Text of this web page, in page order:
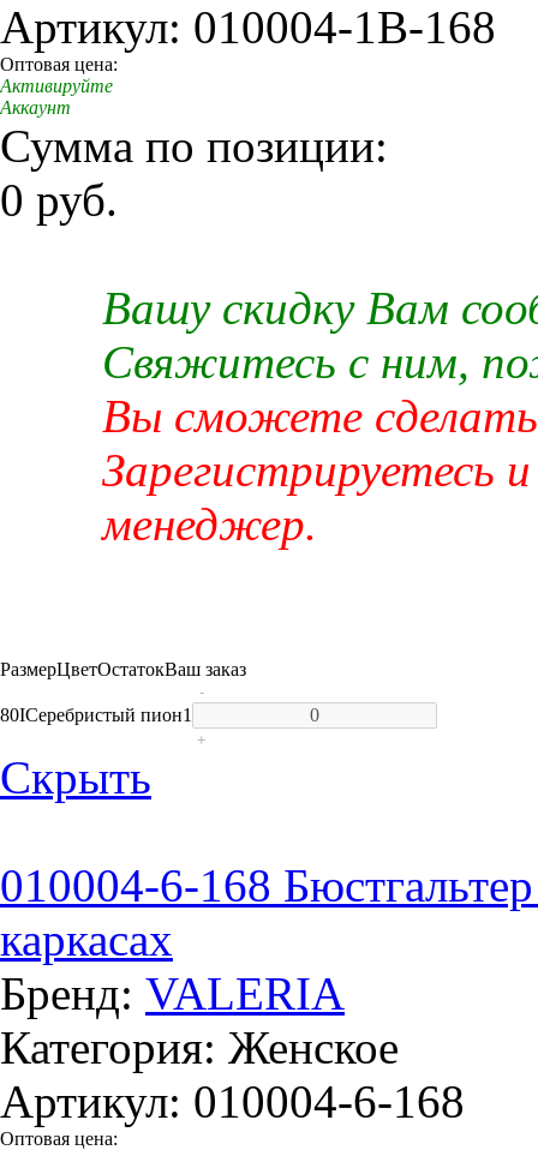
Артикул: 010004-1В-168
Оптовая цена:
Активируйте
Аккаунт
Сумма по позиции:
0 руб.
Вашу скидку Вам
Свяжитесь с ним,
Вы сможете сделать
Зарегистрируетесь
менеджер.
РазмерЦветОстатокВаш заказ
80IСеребристый пион1
-
+
Скрыть
010004-6-168
каркасах
Бренд: VALERIA
Категория: Женское
Артикул: 010004-6-168
Оптовая цена: